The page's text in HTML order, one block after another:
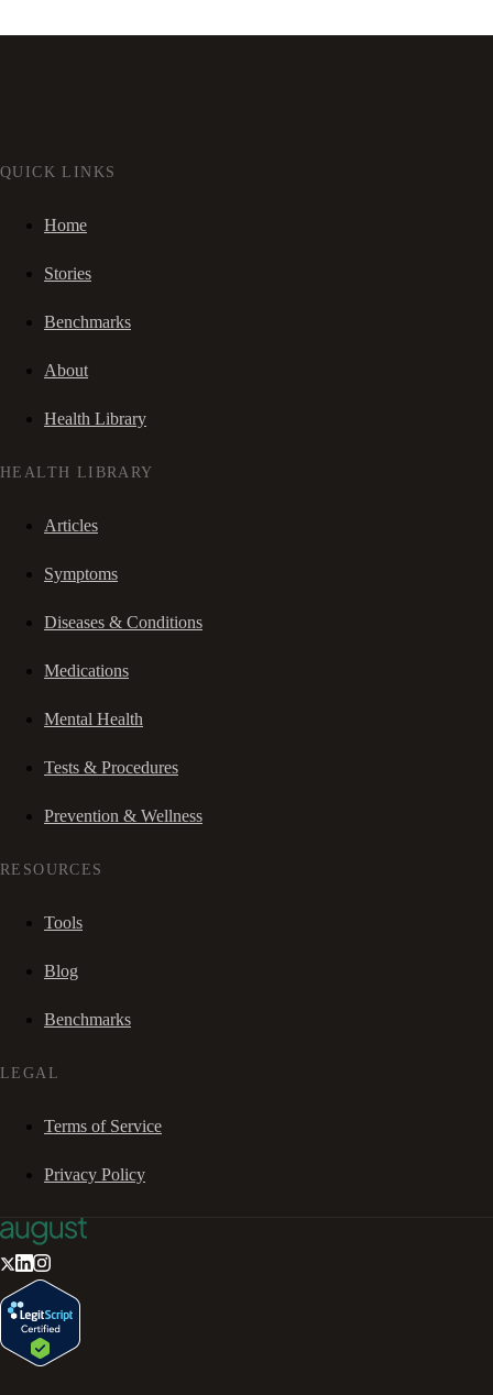
QUICK LINKS
Home
Stories
Benchmarks
About
Health Library
HEALTH LIBRARY
Articles
Symptoms
Diseases & Conditions
Medications
Mental Health
Tests & Procedures
Prevention & Wellness
RESOURCES
Tools
Blog
Benchmarks
LEGAL
Terms of Service
Privacy Policy